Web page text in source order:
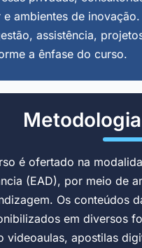
e ambientes de
assistência,
a ênfase do curso.
é ofertado na
(EAD), por meio de
Os conteúdos
em diversos
videoaulas, apostilas